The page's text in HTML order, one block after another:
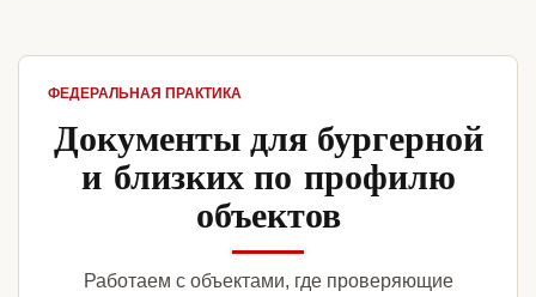
ФЕДЕРАЛЬНАЯ ПРАКТИКА
Документы для бургерной
и близких по профилю
объектов
Работаем с объектами, где проверяющие